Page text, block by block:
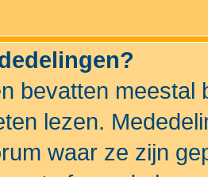
bevatten
lezen.
waar ze zijn